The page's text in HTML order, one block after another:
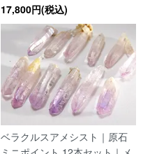
17,800円(税込)
ベラクルスアメシスト｜原石